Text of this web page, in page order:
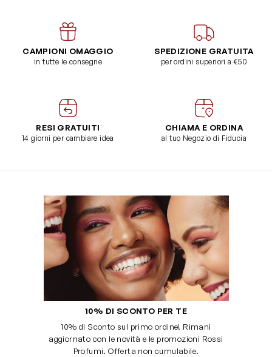
CAMPIONI OMAGGIO
in tutte le consegne
SPEDIZIONE GRATUITA
per ordini superiori a €50
RESI GRATUITI
14 giorni per cambiare idea
CHIAMA E ORDINA
al tuo Negozio di Fiducia
10% DI SCONTO PER TE
10% di Sconto sul primo ordine! Rimani
aggiornato con le novità e le promozioni Rossi
Profumi. Offerta non cumulabile.